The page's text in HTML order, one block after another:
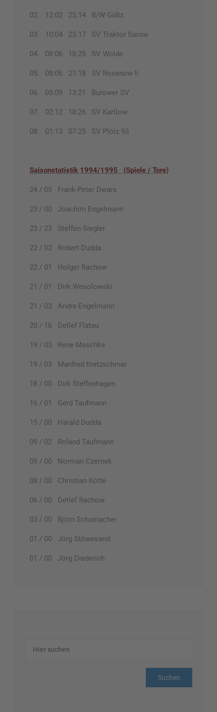
02. 12:02 25:14 B/W Gültz
03. 10:04 23:17 SV Traktor Sarow
04. 08:06 18:25 SV Wolde
05. 08:06 21:18 SV Rosenow Ii
06. 05:09 13:21 Burower SV
07. 02:12 18:26 SV Kartlow
08. 01:13 07:25 SV Plötz 93
Saisonstatistik 1994/1995 (Spiele / Tore)
24 / 05 Frank-Peter Dwars
23 / 00 Joachim Engelmann
23 / 23 Steffen Siegler
22 / 02 Robert Dudda
22 / 01 Holger Rachow
21 / 01 Dirk Wesolowski
21 / 03 Andre Engelmann
20 / 16 Detlef Flatau
19 / 03 Rene Maschke
19 / 03 Manfred Kretzschmar
18 / 00 Dirk Steffenhagen
16 / 01 Gerd Taufmann
15 / 00 Harald Dudda
09 / 02 Roland Taufmann
09 / 00 Norman Czernek
08 / 00 Christian Kotte
06 / 00 Detlef Rachow
03 / 00 Björn Schumacher
01 / 00 Jörg Stöwesand
01 / 00 Jörg Diederich